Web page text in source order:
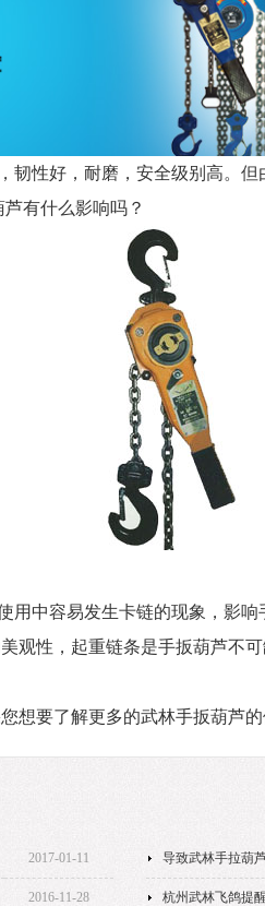
韧性好，耐磨，安全级别高。
有什么影响吗？
中容易发生卡链的现象，影响
观性，起重链条是手扳葫芦不
想要了解更多的武林手扳葫芦的
2017-01-11 导致武林手拉葫
2016-11-28 杭州武林飞鸽提